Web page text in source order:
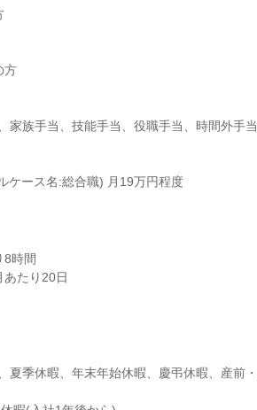
家族手当、技能手当、役職手当、時間外手当
ケース名:総合職) 月19万円程度
8時間
たり20日